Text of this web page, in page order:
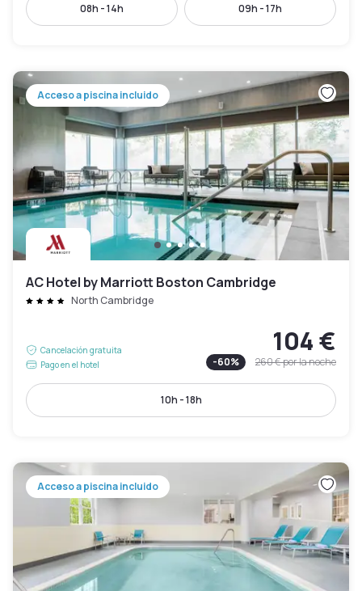
08h - 14h 09h - 17h
Acceso a piscina incluido
AC Hotel by Marriott Boston Cambridge
North Cambridge
Cancelación gratuita
Pago en el hotel
104 €
-60% 260 €por la noche
10h - 18h
Acceso a piscina incluido